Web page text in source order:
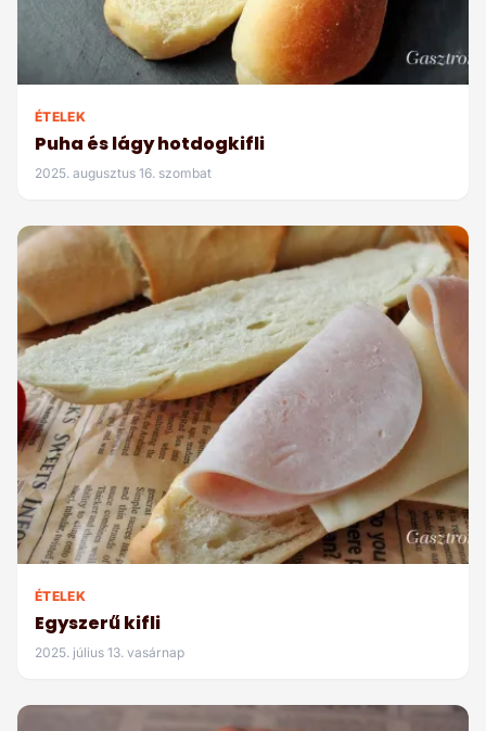
ÉTELEK
Puha és lágy hotdogkifli
2025. augusztus 16. szombat
ÉTELEK
Egyszerű kifli
2025. július 13. vasárnap